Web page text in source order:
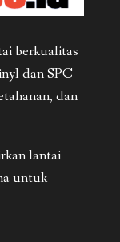
berkualitas
dan SPC
dan
lantai
untuk